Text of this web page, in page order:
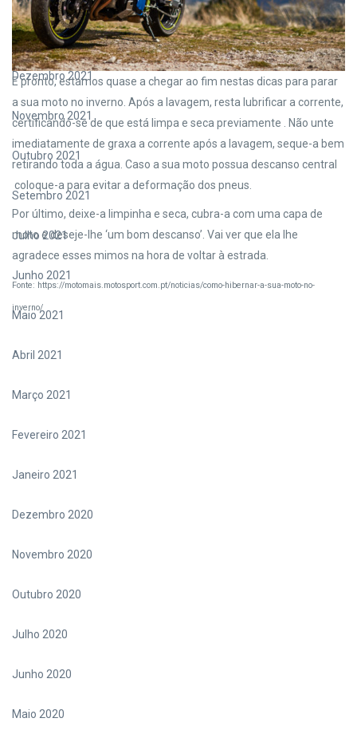
E pronto, estamos quase a chegar ao fim nestas dicas para parar
a sua moto no inverno. Após a lavagem, resta lubrificar a corrente,
certificando-se de que está limpa e seca previamente . Não unte
imediatamente de graxa a corrente após a lavagem, seque-a bem
retirando toda a água. Caso a sua moto possua descanso central
coloque-a para evitar a deformação dos pneus.
Por último, deixe-a limpinha e seca, cubra-a com uma capa de
moto e deseje-lhe ‘um bom descanso’. Vai ver que ela lhe
agradece esses mimos na hora de voltar à estrada.
Fonte: https://motomais.motosport.com.pt/noticias/como-hibernar-a-sua-moto-no-
inverno/
Janeiro 2022
Dezembro 2021
Novembro 2021
Outubro 2021
Setembro 2021
Julho 2021
Junho 2021
Maio 2021
Abril 2021
Março 2021
Fevereiro 2021
Janeiro 2021
Dezembro 2020
Novembro 2020
Outubro 2020
Julho 2020
Junho 2020
Maio 2020